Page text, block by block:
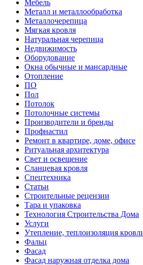
Мебель
Металл и металлообработка
Металлочерепица
Мягкая кровля
Натуральная черепица
Недвижимость
Оборудование
Окна обычные и мансардные
Отопление
ПО
Пол
Потолок
Потолочные системы
Производители и бренды
Профнастил
Ремонт в квартире, доме, офисе
Ритуальная архитектура
Свет и освещение
Сланцевая кровля
Спецтехника
Статьи
Строительные рецензии
Тара и упаковка
Технология Строительства Дома
Услуги
Утепление, теплоизоляция
Фальц
Фасад
Фасад наружная отделка дома